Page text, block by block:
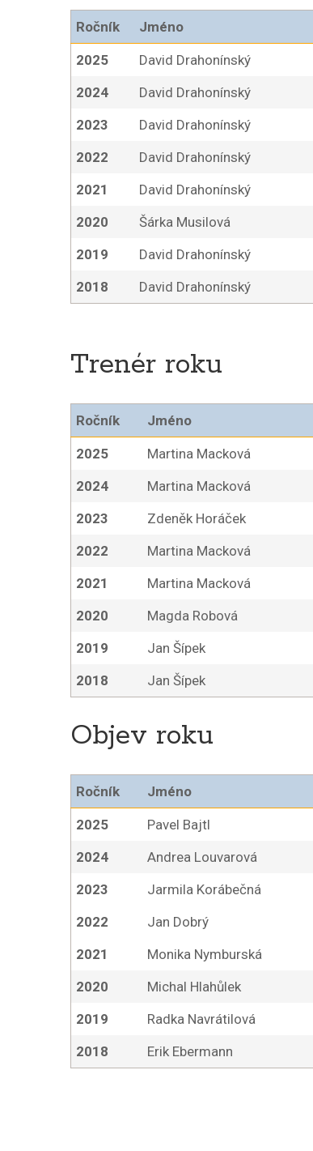
Ročník Jméno
2025 David Drahonínský
2024
David Drahonínský
2023
David Drahonínský
2022
David Drahonínský
2021
David Drahonínský
2020
Šárka Musilová
2019
David Drahonínský
2018
David Drahonínský
Trenér roku
Ročník Jméno
2025 Martina Macková
2024
Martina Macková
2023
Zdeněk Horáček
2022
Martina Macková
2021
Martina Macková
2020
Magda Robová
2019
Jan Šípek
2018
Jan Šípek
Objev roku
Ročník Jméno
2025 Pavel Bajtl
2024
Andrea Louvarová
2023
Jarmila Korábečná
2022
Jan Dobrý
2021
Monika Nymburská
2020
Michal Hlahůlek
2019
Radka Navrátilová
2018
Erik Ebermann